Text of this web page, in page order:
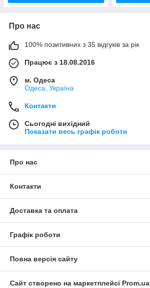
Про нас
100% позитивних з 35 відгуків за рік
Працює з 18.08.2016
м. Одеса
Одеса, Україна
Контакти
Сьогодні вихідний
Показати весь графік роботи
Про нас
Контакти
Доставка та оплата
Графік роботи
Повна версія сайту
Сайт створено на маркетплейсі Prom.ua